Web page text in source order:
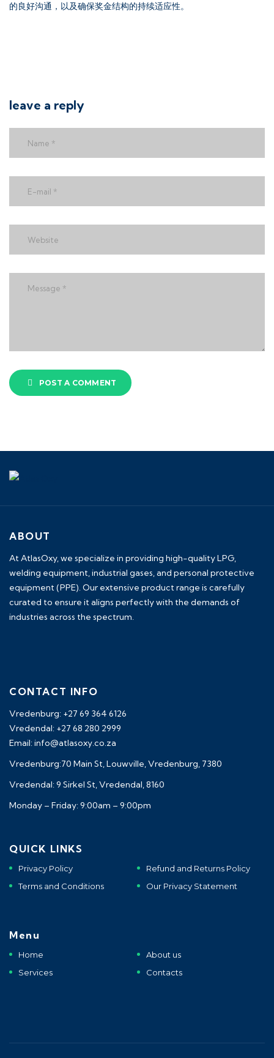
的良好沟通，以及确保奖金结构的持续适应性。
leave a reply
POST A COMMENT
ABOUT
At AtlasOxy, we specialize in providing high-quality LPG,
welding equipment, industrial gases, and personal protective
equipment (PPE). Our extensive product range is carefully
curated to ensure it aligns perfectly with the demands of
industries across the spectrum.
CONTACT INFO
Vredenburg: +27 69 364 6126
Vredendal: +27 68 280 2999
Email: info@atlasoxy.co.za
Vredenburg:70 Main St, Louwville, Vredenburg, 7380
Vredendal: 9 Sirkel St, Vredendal, 8160
Monday – Friday: 9:00am – 9:00pm
QUICK LINKS
Privacy Policy
Refund and Returns Policy
Terms and Conditions
Our Privacy Statement
Menu
Home
About us
Services
Contacts